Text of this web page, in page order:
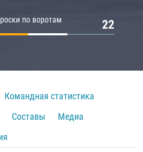
по воротам 22
Командная статистика
Составы
Медиа